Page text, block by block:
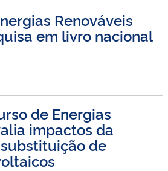
Renováveis
em livro nacional
de Energias
impactos da
de